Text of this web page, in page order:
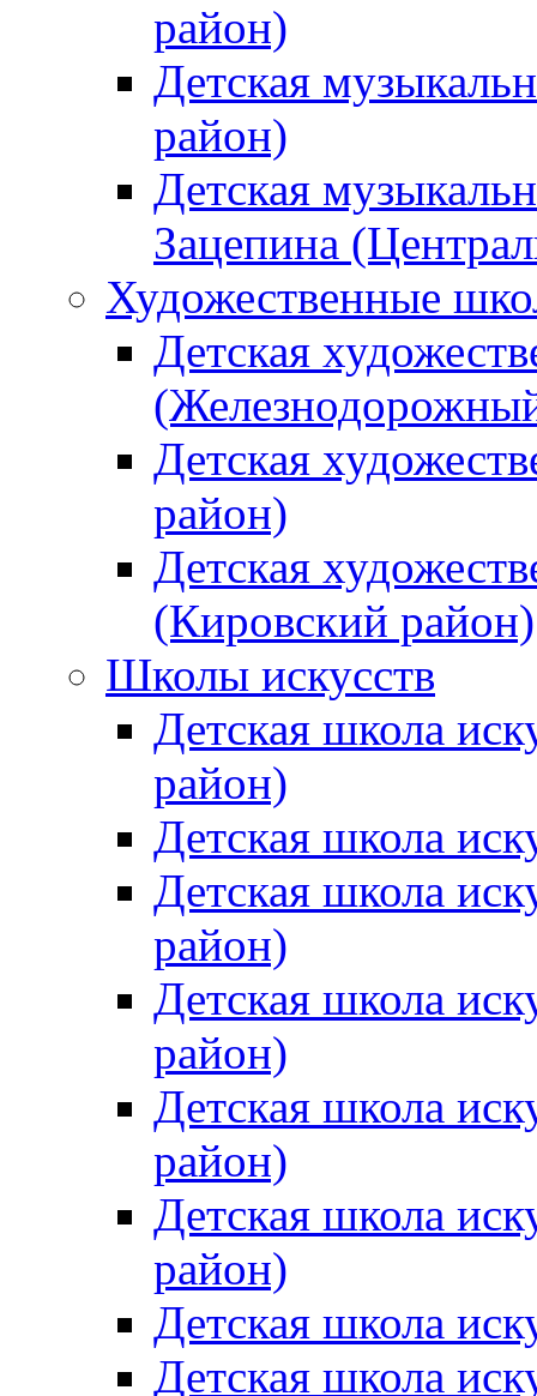
район)
Детская
район)
Детская
Зацепина
Художественные
Детская
Детская
район)
Детская
(Кировский район)
Школы искусств
Детская школа
район)
Детская школа
Детская школа
район)
Детская школа
район)
Детская школа
район)
Детская школа
район)
Детская школа
Детская школа